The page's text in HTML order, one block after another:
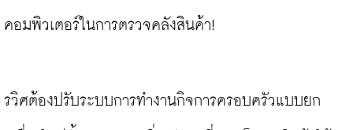
คอมพิวเตอร์ในการตรวจคลังสินค้า!
รวิศต้องปรับระบบการทำงานกิจการครอบครัวแบบยก